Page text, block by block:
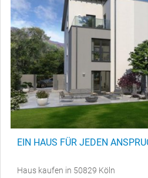
EIN HAUS FÜR JEDEN
Haus kaufen in 50829 Köln